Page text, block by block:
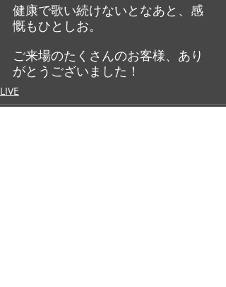
健康で歌い続けないとなあと、感
慨もひとしお。
ご来場のたくさんのお客様、あり
がとうございました！
LIVE